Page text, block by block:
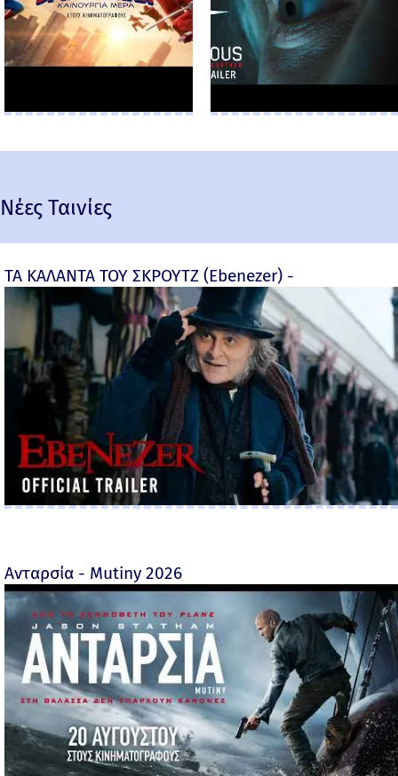
Νέες Ταινίες
ΤΑ ΚΑΛΑΝΤΑ ΤΟΥ ΣΚΡΟΥΤΖ (Ebenezer) -
Ανταρσία - Mutiny 2026